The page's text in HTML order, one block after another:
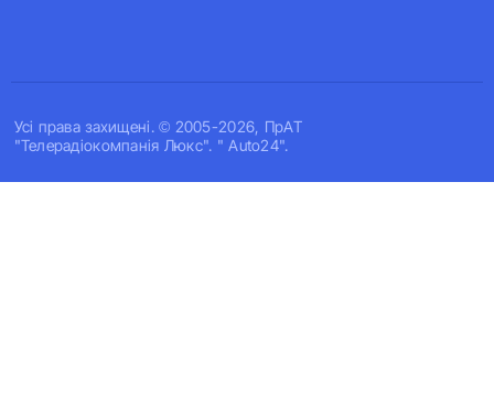
Усi права захищенi. © 2005-2026, ПрАТ
"Телерадіокомпанія Люкс". " Auto24".